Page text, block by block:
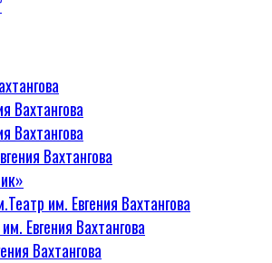
Вахтангова
Вахтангова
Вахтангова
им. Евгения Вахтангова
Евгения Вахтангова
Вахтангова